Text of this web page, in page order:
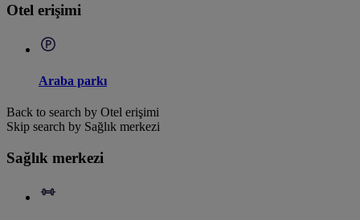
Otel erişimi
Araba parkı
Back to search by Otel erişimi
Skip search by Sağlık merkezi
Sağlık merkezi